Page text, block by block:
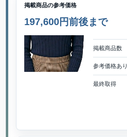
掲載商品の参考価格
197,600円前後まで
掲載商品数
参考価格あり
最終取得